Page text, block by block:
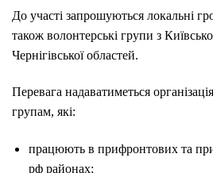
До участі запрошуються локальні
також волонтерські групи з
Чернігівської областей.
Перевага надаватиметься
групам, які:
працюють в прифронтових та
рф районах;